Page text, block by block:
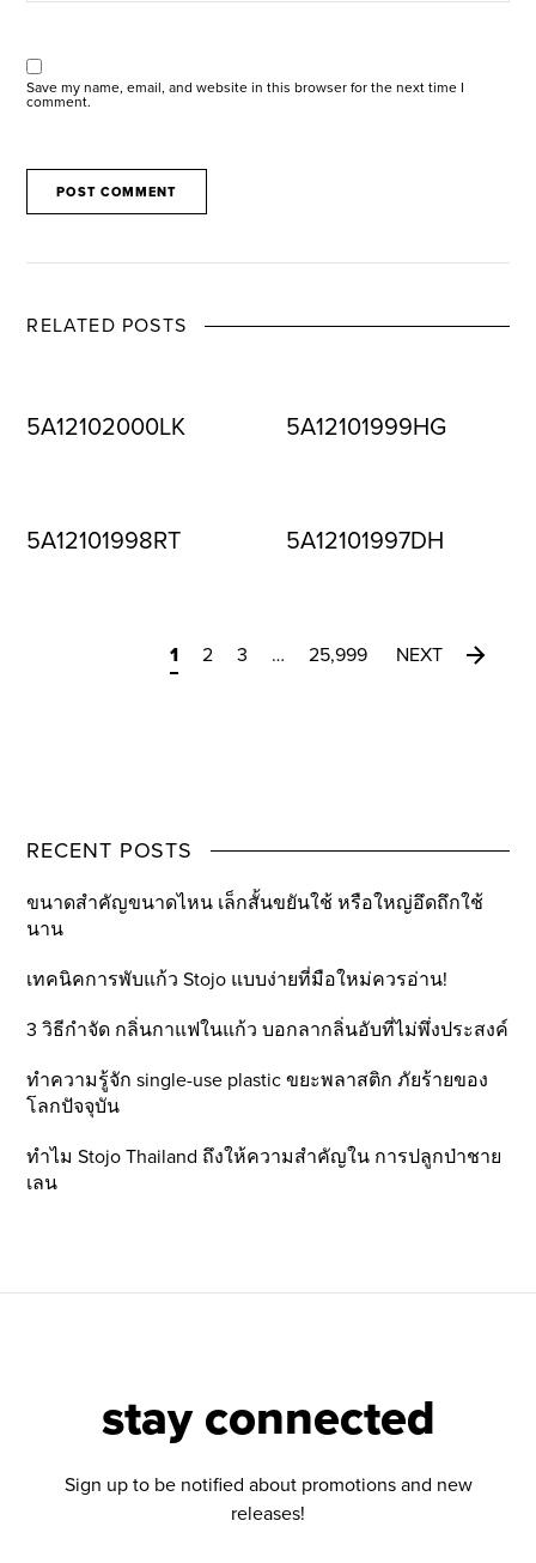
Save my name, email, and website in this browser for the next time I
comment.
RELATED POSTS
5A12102000LK 5A12101999HG
5A12101998RT 5A12101997DH
1 2 3 … 25,999 NEXT
RECENT POSTS
ขนาดสำคัญขนาดไหน เล็กสั้นขยันใช้ หรือใหญ่อึดถึกใช้
นาน
เทคนิคการพับแก้ว Stojo แบบง่ายที่มือใหม่ควรอ่าน!
3 วิธีกำจัด กลิ่นกาแฟในแก้ว บอกลากลิ่นอับที่ไม่พึ่งประสงค์
ทำความรู้จัก single-use plastic ขยะพลาสติก ภัยร้ายของ
โลกปัจจุบัน
ทำไม Stojo Thailand ถึงให้ความสำคัญใน การปลูกป่าชาย
เลน
stay connected
Sign up to be notified about promotions and new
releases!